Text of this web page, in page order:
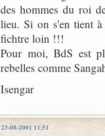
des hommes du roi
lieu. Si on s'en tient
fichtre loin !!!
Pour moi, BdS est
rebelles comme
Isengar
23-08-2001 11:51